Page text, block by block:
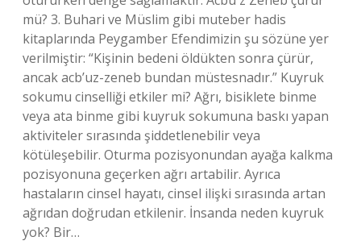
mü? 3. Buhari ve Müslim gibi muteber hadis
kitaplarında Peygamber Efendimizin şu sözüne yer
verilmiştir: “Kişinin bedeni öldükten sonra çürür,
ancak acb’uz-zeneb bundan müstesnadır.” Kuyruk
sokumu cinselliği etkiler mi? Ağrı, bisiklete binme
veya ata binme gibi kuyruk sokumuna baskı yapan
aktiviteler sırasında şiddetlenebilir veya
kötüleşebilir. Oturma pozisyonundan ayağa kalkma
pozisyonuna geçerken ağrı artabilir. Ayrıca
hastaların cinsel hayatı, cinsel ilişki sırasında artan
ağrıdan doğrudan etkilenir. İnsanda neden kuyruk
yok? Bir…